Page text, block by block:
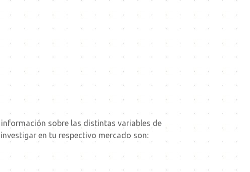
sobre las distintas variables de
en tu respectivo mercado son: